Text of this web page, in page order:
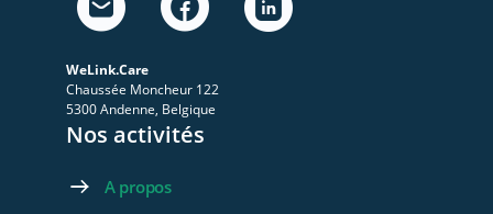
WeLink.Care
Chaussée Moncheur 122
5300 Andenne, Belgique
Nos activités
A propos